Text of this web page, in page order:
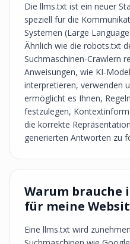
Die llms.txt ist ein neuer
speziell für die
Systemen (Large
Ähnlich wie die robots.txt
Suchmaschinen-Crawlern
Anweisungen, wie KI-
interpretieren, verwenden
ermöglicht es Ihnen,
festzulegen,
die korrekte
generierten Antworten zu
Warum brauche
für meine
Eine llms.txt wird